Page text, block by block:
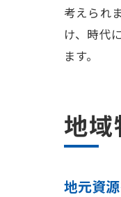
考えられ
け、時代
ます。
地
地元資